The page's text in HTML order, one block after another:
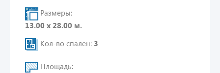
Размеры:
13.00 х 28.00 м.
Кол-во спален: 3
Площадь: